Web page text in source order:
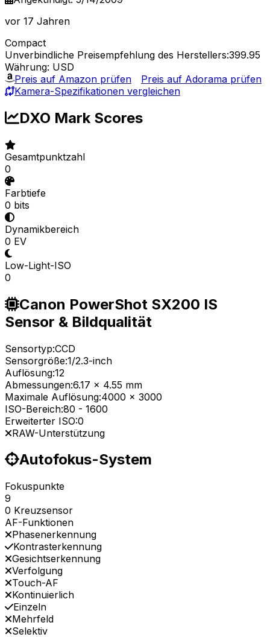
vor 17 Jahren
Compact
Unverbindliche Preisempfehlung des Herstellers:399.95
Währung: USD
Preis auf Amazon prüfen
Preis auf Adorama prüfen
Kamera-Spezifikationen vergleichen
DXO Mark Scores
Gesamtpunktzahl
0
Farbtiefe
0 bits
Dynamikbereich
0 EV
Low-Light-ISO
0
Canon PowerShot SX200 IS
Sensor & Bildqualität
Sensortyp:CCD
Sensorgröße:1/2.3-inch
Auflösung:12
Abmessungen:6.17 x 4.55 mm
Maximale Auflösung:4000 x 3000
ISO-Bereich:80 - 1600
Erweiterter ISO:0
RAW-Unterstützung
Autofokus-System
Fokuspunkte
9
0 Kreuzsensor
AF-Funktionen
Phasenerkennung
Kontrasterkennung
Gesichtserkennung
Verfolgung
Touch-AF
Kontinuierlich
Einzeln
Mehrfeld
Selektiv